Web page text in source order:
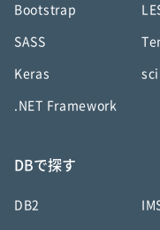
Bootstrap
SASS
Keras
.NET Framework
DBで探す
DB2